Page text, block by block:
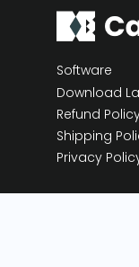
Software
Download
Refund
Shipping
Privacy